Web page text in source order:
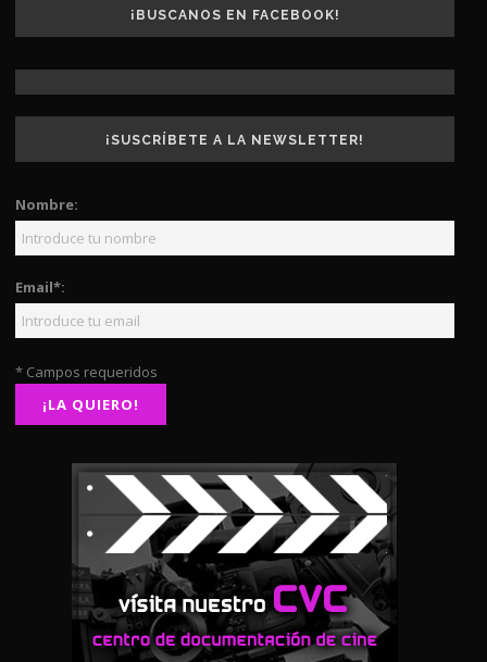
¡BUSCANOS EN FACEBOOK!
¡SUSCRÍBETE A LA NEWSLETTER!
Nombre:
Email*:
* Campos requeridos